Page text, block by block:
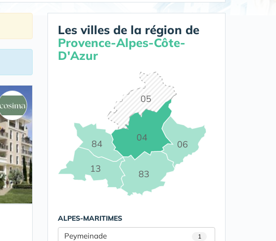
Les villes de la région de
Provence-Alpes-Côte-
D'Azur
04
05
06
13 83
84
ALPES-MARITIMES
Peymeinade 1